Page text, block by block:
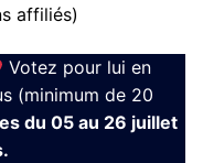
affiliés)
Votez pour lui en
(minimum de 20
du 05 au 26 juillet